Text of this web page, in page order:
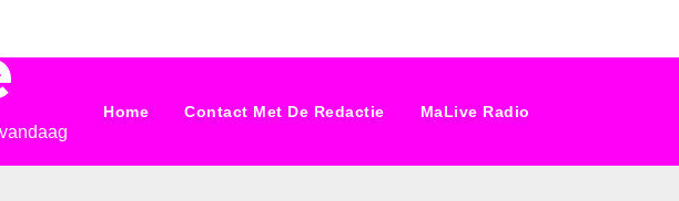
Home Contact Met De Redactie MaLive Radio